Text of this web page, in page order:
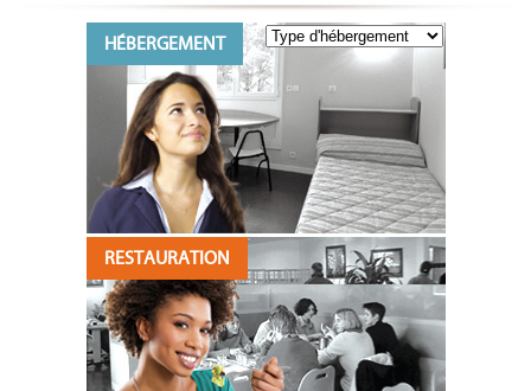
HÉBERGEMENT
RESTAURATION